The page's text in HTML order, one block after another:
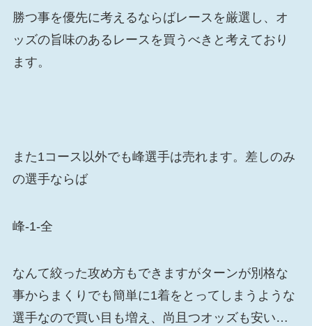
勝つ事を優先に考えるならばレースを厳選し、オ
ッズの旨味のあるレースを買うべきと考えており
ます。
また1コース以外でも峰選手は売れます。差しのみ
の選手ならば
峰-1-全
なんて絞った攻め方もできますがターンが別格な
事からまくりでも簡単に1着をとってしまうような
選手なので買い目も増え、尚且つオッズも安い…